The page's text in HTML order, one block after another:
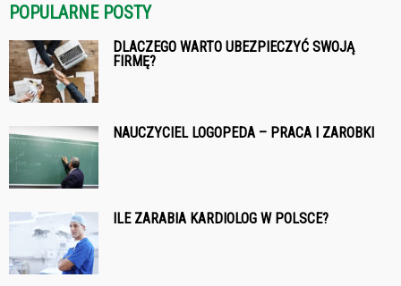
POPULARNE POSTY
DLACZEGO WARTO UBEZPIECZYĆ SWOJĄ
FIRMĘ?
NAUCZYCIEL LOGOPEDA – PRACA I ZAROBKI
ILE ZARABIA KARDIOLOG W POLSCE?